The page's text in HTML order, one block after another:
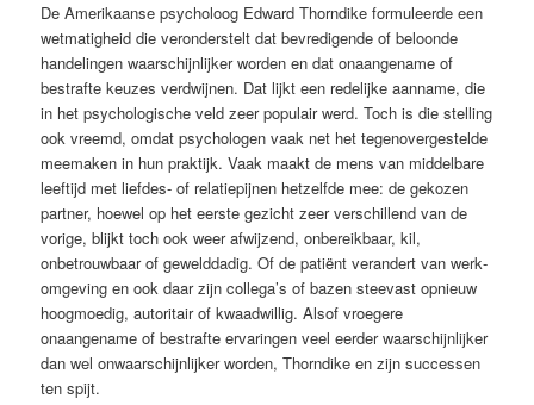
De Amerikaanse psycholoog Edward Thorndike formuleerde een
wetmatigheid die veronderstelt dat bevredigende of beloonde
handelingen waarschijnlijker worden en dat onaangename of
bestrafte keuzes verdwijnen. Dat lijkt een redelijke aan­name, die
in het psycho­­lo­gische veld zeer populair werd. Toch is die stelling
ook vreemd, omdat psychologen vaak net het tegenovergestelde
meemaken in hun praktijk. Vaak maakt de mens van middelbare
leeftijd met liefdes- of relatie­pijnen hetzelfde mee: de gekozen
partner, hoewel op het eerste gezicht zeer verschillend van de
vorige, blijkt toch ook weer afwijzend, onbereikbaar, kil,
onbetrouwbaar of gewelddadig. Of de patiënt verandert van werk­
omgeving en ook daar zijn collega’s of bazen steevast opnieuw
hoogmoedig, autoritair of kwaadwillig. Alsof vroegere
onaangename of bestrafte ervaringen veel eerder waarschijnlijker
dan wel onwaarschijnlijker worden, Thorndike en zijn successen
ten spijt.